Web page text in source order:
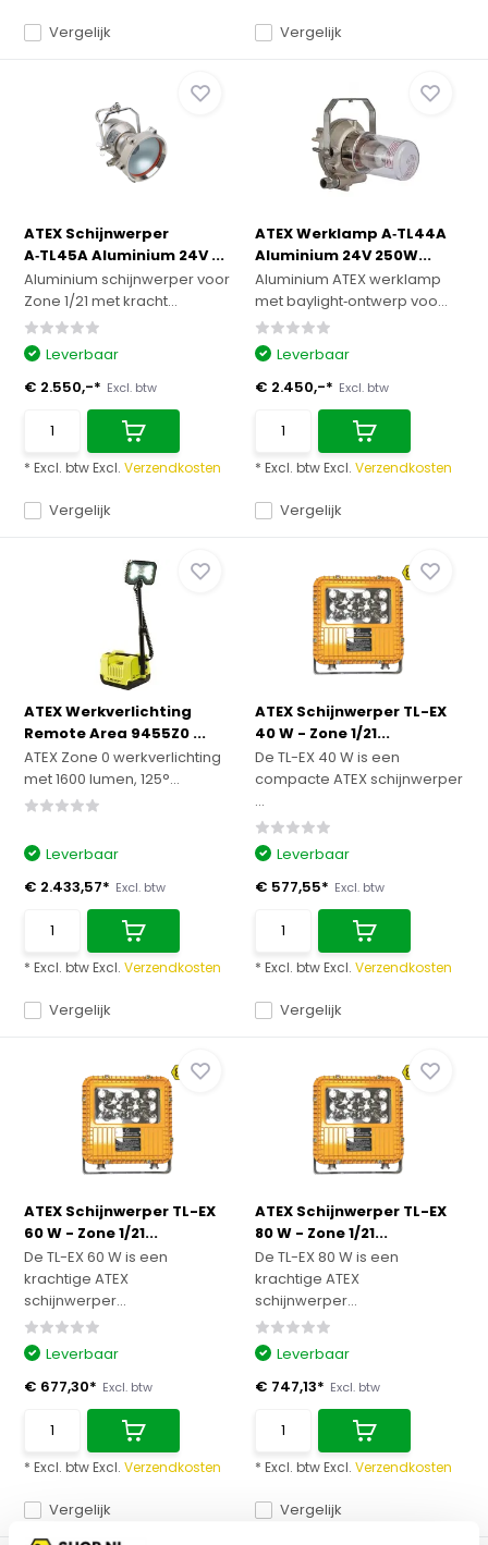
Vergelijk Vergelijk
ATEX Schijnwerper
A‑TL45A Aluminium 24V ...
Aluminium schijnwerper voor
Zone 1/21 met kracht...
Vergelijk
Leverbaar
€ 2.550,-* Excl. btw
* Excl. btw Excl.Verzendkosten
ATEX Werklamp A‑TL44A
Aluminium 24V 250W...
Aluminium ATEX werklamp
met baylight‑ontwerp voo...
Vergelijk
Leverbaar
€ 2.450,-* Excl. btw
* Excl. btw Excl. Verzendkosten
ATEX Werkverlichting
Remote Area 9455Z0 ...
ATEX Zone 0 werkverlichting
met 1600 lumen, 125°...
Vergelijk
Leverbaar
€ 2.433,57* Excl. btw
* Excl. btw Excl.Verzendkosten
ATEX Schijnwerper TL-EX
40 W - Zone 1/21...
De TL-EX 40 W is een
compacte ATEX schijnwerper
...
Vergelijk
Leverbaar
€ 577,55* Excl. btw
* Excl. btw Excl. Verzendkosten
ATEX Schijnwerper TL-EX
60 W - Zone 1/21...
De TL-EX 60 W is een
krachtige ATEX
schijnwerper...
Vergelijk
Leverbaar
€ 677,30* Excl. btw
* Excl. btw Excl.Verzendkosten
ATEX Schijnwerper TL-EX
80 W - Zone 1/21...
De TL-EX 80 W is een
krachtige ATEX
schijnwerper...
Vergelijk
Leverbaar
€ 747,13* Excl. btw
* Excl. btw Excl. Verzendkosten